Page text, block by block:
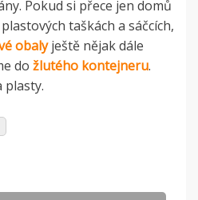
Pokud si přece jen domů
taškách a sáčcích,
obalyještě nějak dále
do žlutého kontejneru.
plasty.